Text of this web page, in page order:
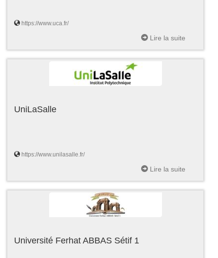
https://www.uca.fr/
Lire la suite
UniLaSalle
https://www.unilasalle.fr/
Lire la suite
Université Ferhat ABBAS Sétif 1